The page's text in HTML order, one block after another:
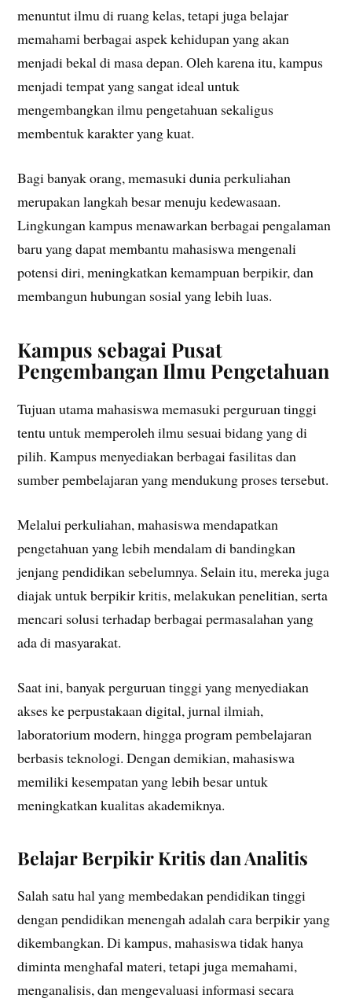
menuntut ilmu di ruang kelas, tetapi juga belajar
memahami berbagai aspek kehidupan yang akan
menjadi bekal di masa depan. Oleh karena itu, kampus
menjadi tempat yang sangat ideal untuk
mengembangkan ilmu pengetahuan sekaligus
membentuk karakter yang kuat.
Bagi banyak orang, memasuki dunia perkuliahan
merupakan langkah besar menuju kedewasaan.
Lingkungan kampus menawarkan berbagai pengalaman
baru yang dapat membantu mahasiswa mengenali
potensi diri, meningkatkan kemampuan berpikir, dan
membangun hubungan sosial yang lebih luas.
Kampus sebagai Pusat
Pengembangan Ilmu Pengetahuan
Tujuan utama mahasiswa memasuki perguruan tinggi
tentu untuk memperoleh ilmu sesuai bidang yang di
pilih. Kampus menyediakan berbagai fasilitas dan
sumber pembelajaran yang mendukung proses tersebut.
Melalui perkuliahan, mahasiswa mendapatkan
pengetahuan yang lebih mendalam di bandingkan
jenjang pendidikan sebelumnya. Selain itu, mereka juga
diajak untuk berpikir kritis, melakukan penelitian, serta
mencari solusi terhadap berbagai permasalahan yang
ada di masyarakat.
Saat ini, banyak perguruan tinggi yang menyediakan
akses ke perpustakaan digital, jurnal ilmiah,
laboratorium modern, hingga program pembelajaran
berbasis teknologi. Dengan demikian, mahasiswa
memiliki kesempatan yang lebih besar untuk
meningkatkan kualitas akademiknya.
Belajar Berpikir Kritis dan Analitis
Salah satu hal yang membedakan pendidikan tinggi
dengan pendidikan menengah adalah cara berpikir yang
dikembangkan. Di kampus, mahasiswa tidak hanya
diminta menghafal materi, tetapi juga memahami,
menganalisis, dan mengevaluasi informasi secara